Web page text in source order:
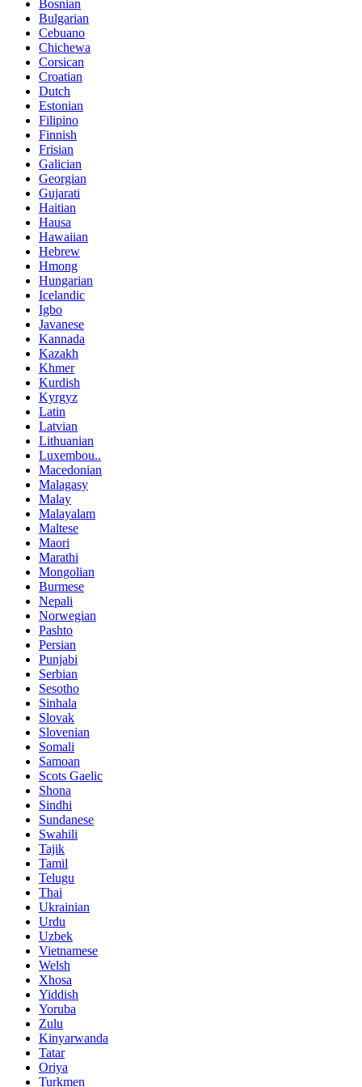
Bosnian
Bulgarian
Cebuano
Chichewa
Corsican
Croatian
Dutch
Estonian
Filipino
Finnish
Frisian
Galician
Georgian
Gujarati
Haitian
Hausa
Hawaiian
Hebrew
Hmong
Hungarian
Icelandic
Igbo
Javanese
Kannada
Kazakh
Khmer
Kurdish
Kyrgyz
Latin
Latvian
Lithuanian
Luxembou..
Macedonian
Malagasy
Malay
Malayalam
Maltese
Maori
Marathi
Mongolian
Burmese
Nepali
Norwegian
Pashto
Persian
Punjabi
Serbian
Sesotho
Sinhala
Slovak
Slovenian
Somali
Samoan
Scots Gaelic
Shona
Sindhi
Sundanese
Swahili
Tajik
Tamil
Telugu
Thai
Ukrainian
Urdu
Uzbek
Vietnamese
Welsh
Xhosa
Yiddish
Yoruba
Zulu
Kinyarwanda
Tatar
Oriya
Turkmen